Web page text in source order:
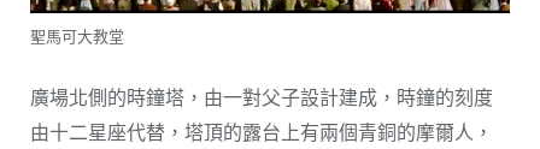
聖馬可大教堂
廣場北側的時鐘塔，由一對父子設計建成，時鐘的刻度
由十二星座代替，塔頂的露台上有兩個青銅的摩爾人，